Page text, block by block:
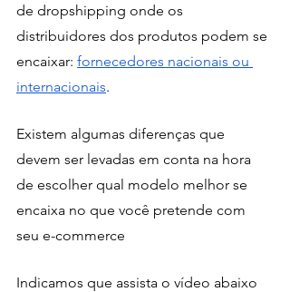
de dropshipping onde os
distribuidores dos produtos podem se
encaixar: fornecedores nacionais ou
internacionais.
Existem algumas diferenças que
devem ser levadas em conta na hora
de escolher qual modelo melhor se
encaixa no que você pretende com
seu e-commerce
Indicamos que assista o vídeo abaixo